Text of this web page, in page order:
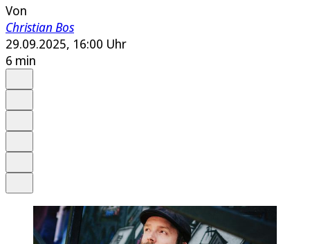
Von
Christian Bos
29.09.2025, 16:00 Uhr
6 min